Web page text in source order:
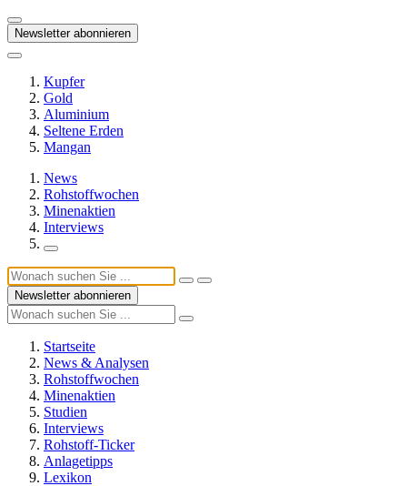
Newsletter abonnieren
Kupfer
Gold
Aluminium
Seltene Erden
Mangan
News
Rohstoffwochen
Minenaktien
Interviews
Newsletter abonnieren
Startseite
News & Analysen
Rohstoffwochen
Minenaktien
Studien
Interviews
Rohstoff-Ticker
Anlagetipps
Lexikon